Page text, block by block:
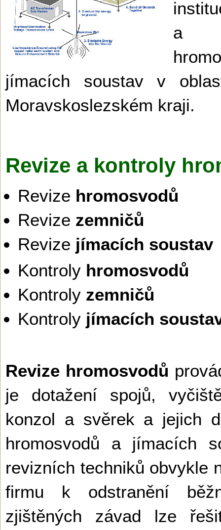
a
jímacích soustav v
Moravskoslezském kra­ji.
Revize a kontroly
Revize hromosvodů
Revize zemničů
Revize jímacích soustav
Kontroly hromosvodů
Kontroly zemničů
Kontroly jímacích
Revize hromosvodů
je dotažení spojů,
konzol a svěrek a jejich
hromosvodů a jímacích
revizních techniků obvykle
firmu k odstranění
zjištěných závad lze